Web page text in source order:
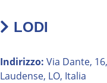
LODI
Indirizzo: Via Dante,
Laudense, LO, Italia